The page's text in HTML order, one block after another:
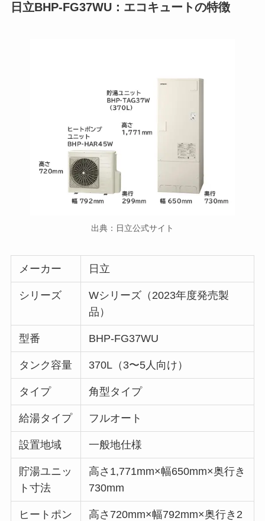
日立BHP-FG37WU：エコキュートの特徴
出典：日立公式サイト
メーカー 日立
シリーズ
Wシリーズ（2023年度発売製
品）
型番 BHP-FG37WU
タンク容量 370L（3〜5人向け）
タイプ 角型タイプ
給湯タイプ フルオート
設置地域 一般地仕様
貯湯ユニッ
ト寸法
高さ1,771mm×幅650mm×奥行き
730mm
ヒートポン
高さ720mm×幅792mm×奥行き2